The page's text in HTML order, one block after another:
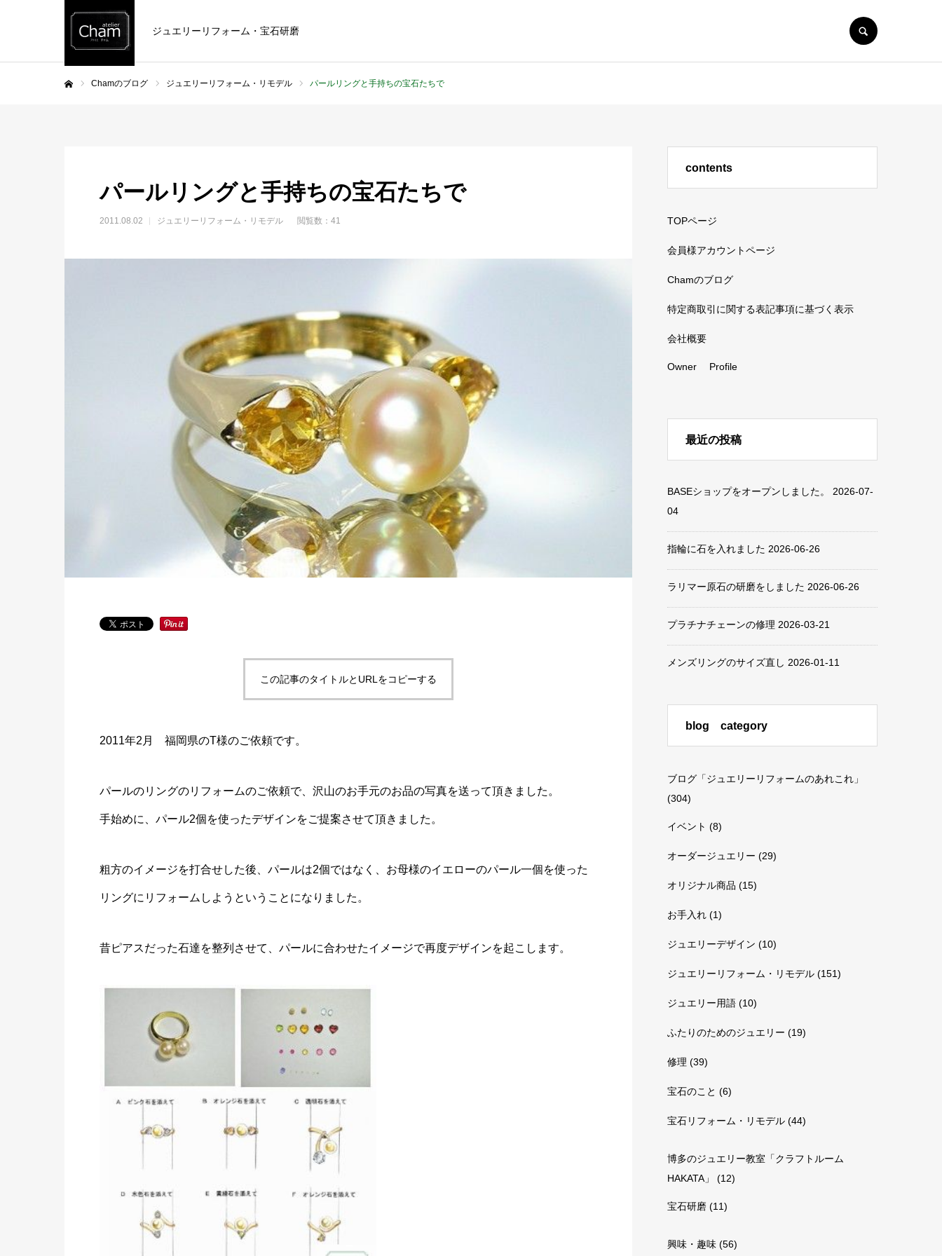
ジュエリーリフォーム・宝石研磨
Chamのブログ ジュエリーリフォーム・リモデル パールリングと手持ちの宝石たちで
パールリングと手持ちの宝石たちで
2011.08.02 ジュエリーリフォーム・リモデル 閲覧数：41
この記事のタイトルとURLをコピーする
2011年2月 福岡県のT様のご依頼です。
パールのリングのリフォームのご依頼で、沢山のお手元のお品の写真を送って頂きました。
手始めに、パール2個を使ったデザインをご提案させて頂きました。
粗方のイメージを打合せした後、パールは2個ではなく、お母様のイエローのパール一個を使った
リングにリフォームしようということになりました。
昔ピアスだった石達を整列させて、パールに合わせたイメージで再度デザインを起こします。
contents
TOPページ
会員様アカウントページ
Chamのブログ
特定商取引に関する表記事項に基づく表示
会社概要
Owner Profile
最近の投稿
BASEショップをオープンしました。
2026-07-
04
指輪に石を入れました 2026-06-26
ラリマー原石の研磨をしました 2026-06-26
プラチナチェーンの修理 2026-03-21
メンズリングのサイズ直し 2026-01-11
blog category
ブログ「ジュエリーリフォームのあれこれ」
(304)
イベント (8)
オーダージュエリー (29)
オリジナル商品 (15)
お手入れ (1)
ジュエリーデザイン (10)
ジュエリーリフォーム・リモデル (151)
ジュエリー用語 (10)
ふたりのためのジュエリー (19)
修理 (39)
宝石のこと (6)
宝石リフォーム・リモデル (44)
博多のジュエリー教室「クラフトルーム
HAKATA」
(12)
宝石研磨 (11)
興味・趣味 (56)